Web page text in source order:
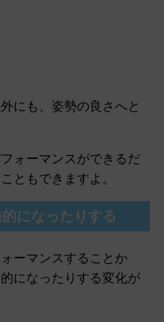
にも、姿勢の良さへと
ォーマンスができるだ
ともできますよ。
になったりする
ーマンスすることか
になったりする変化が